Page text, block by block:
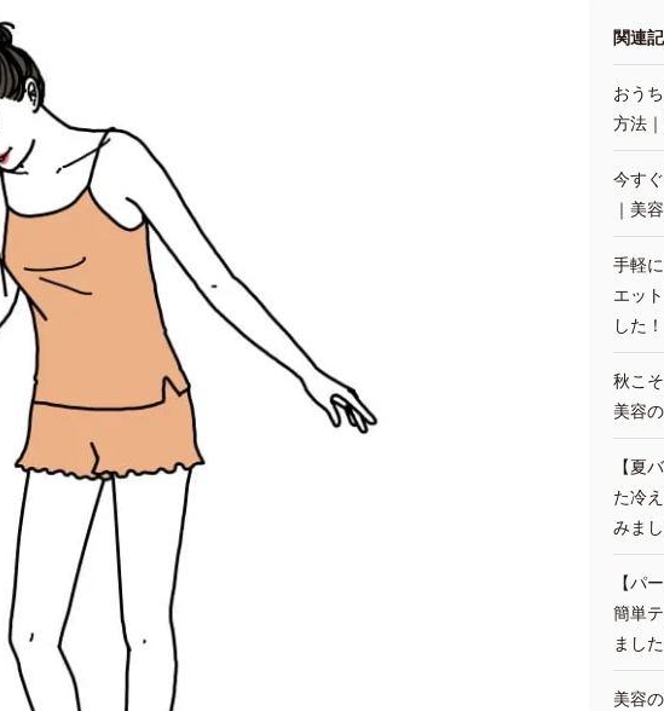
関連
おう
方法
今す
｜美
手軽
エッ
した！
秋こ
美容
【夏
た冷
みまし
【パ
簡単
ました
美容